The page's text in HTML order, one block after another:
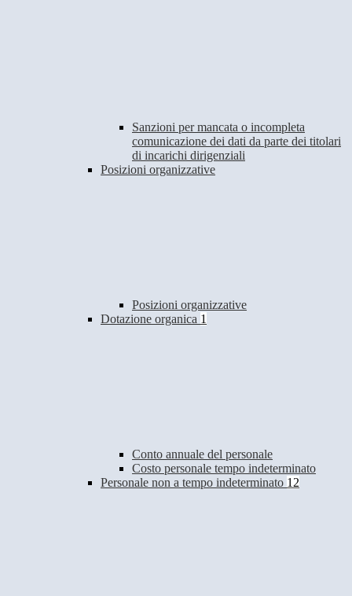
Sanzioni per mancata o incompleta
comunicazione dei dati da parte dei titolari
di incarichi dirigenziali
Posizioni organizzative
Posizioni organizzative
Dotazione organica 1
Conto annuale del personale
Costo personale tempo indeterminato
Personale non a tempo indeterminato 12